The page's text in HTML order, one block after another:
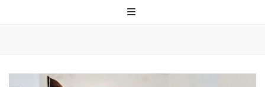
Blog